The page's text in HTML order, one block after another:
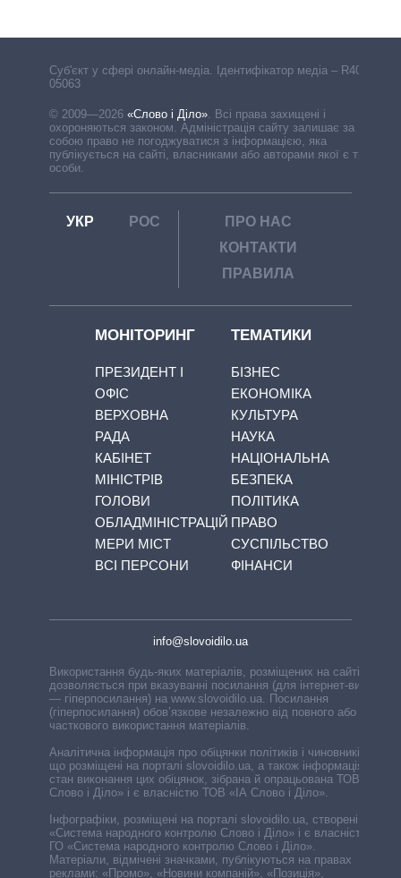
Cуб'єкт у сфері онлайн-медіа. Ідентифікатор медіа – R40-
05063
© 2009—2026 «Слово і Діло». Всі права захищені і
охороняються законом. Адміністрація сайту залишає за
собою право не погоджуватися з інформацією, яка
публікується на сайті, власниками або авторами якої є треті
особи.
УКР РОС
ПРО НАС
КОНТАКТИ
ПРАВИЛА
МОНІТОРИНГ
ПРЕЗИДЕНТ І
ОФІС
ВЕРХОВНА
РАДА
КАБІНЕТ
МІНІСТРІВ
ГОЛОВИ
ОБЛАДМІНІСТРАЦІЙ
МЕРИ МІСТ
ВСІ ПЕРСОНИ
ТЕМАТИКИ
БІЗНЕС
ЕКОНОМІКА
КУЛЬТУРА
НАУКА
НАЦІОНАЛЬНА
БЕЗПЕКА
ПОЛІТИКА
ПРАВО
СУСПІЛЬСТВО
ФІНАНСИ
info@slovoidilo.ua
Використання будь-яких матеріалів, розміщених на сайті,
дозволяється при вказуванні посилання (для інтернет-видань
— гіперпосилання) на www.slovoidilo.ua. Посилання
(гіперпосилання) обов’язкове незалежно від повного або
часткового використання матеріалів.
Аналітична інформація про обіцянки політиків і чиновників,
що розміщені на порталі slovoidilo.ua, а також інформація про
стан виконання цих обіцянок, зібрана й опрацьована ТОВ «ІА
Слово і Діло» і є власністю ТОВ «ІА Слово і Діло».
Інфографіки, розміщені на порталі slovoidilo.ua, створені ГО
«Система народного контролю Слово і Діло» і є власністю
ГО «Система народного контролю Слово і Діло».
Матеріали, відмічені значками, публікуються на правах
реклами: «Промо», «Новини компаній», «Позиція»,